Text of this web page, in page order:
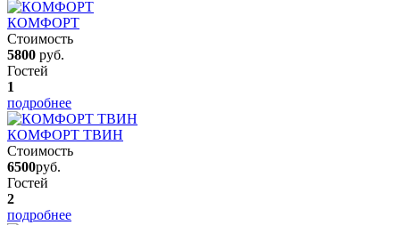
КОМФОРТ
Стоимость
5800 руб.
Гостей
1
подробнее
КОМФОРТ ТВИН
Стоимость
6500руб.
Гостей
2
подробнее